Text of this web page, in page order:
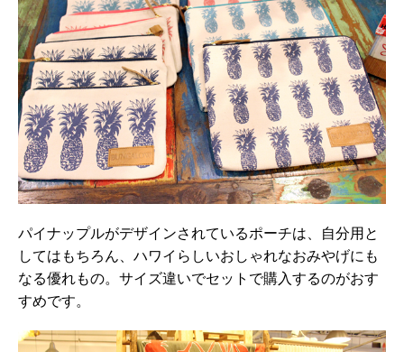
パイナップルがデザインされているポーチは、自分用と
してはもちろん、ハワイらしいおしゃれなおみやげにも
なる優れもの。サイズ違いでセットで購入するのがおす
すめです。